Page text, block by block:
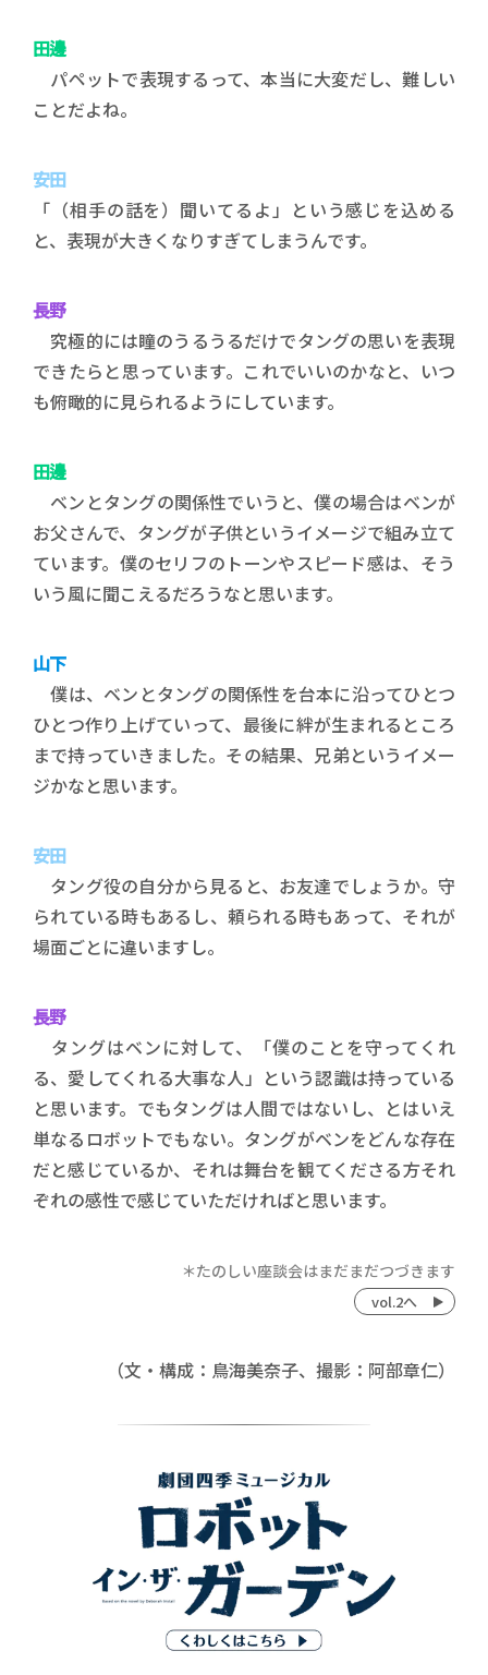
田邊
パペットで表現するって、本当に大変だし、難しい
ことだよね。
安田
「（相手の話を）聞いてるよ」という感じを込める
と、表現が大きくなりすぎてしまうんです。
長野
究極的には瞳のうるうるだけでタングの思いを表現
できたらと思っています。これでいいのかなと、いつ
も俯瞰的に見られるようにしています。
田邊
ベンとタングの関係性でいうと、僕の場合はベンが
お父さんで、タングが子供というイメージで組み立て
ています。僕のセリフのトーンやスピード感は、そう
いう風に聞こえるだろうなと思います。
山下
僕は、ベンとタングの関係性を台本に沿ってひとつ
ひとつ作り上げていって、最後に絆が生まれるところ
まで持っていきました。その結果、兄弟というイメー
ジかなと思います。
安田
タング役の自分から見ると、お友達でしょうか。守
られている時もあるし、頼られる時もあって、それが
場面ごとに違いますし。
長野
タングはベンに対して、「僕のことを守ってくれ
る、愛してくれる大事な人」という認識は持っている
と思います。でもタングは人間ではないし、とはいえ
単なるロボットでもない。タングがベンをどんな存在
だと感じているか、それは舞台を観てくださる方それ
ぞれの感性で感じていただければと思います。
＊たのしい座談会はまだまだつづきます
vol.2へ
（文・構成：鳥海美奈子、撮影： 阿部章仁）